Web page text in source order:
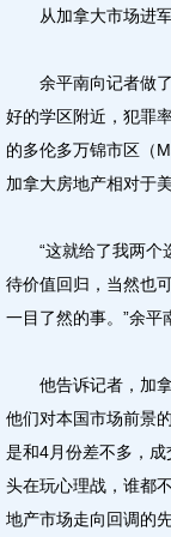
从加拿大市场进军
余平南向记者做了
好的学区附近，犯罪
的多伦多万锦市区（
加拿大房地产相对于
“这就给了我两个选
待价值回归，当然也
一目了然的事。”余平
他告诉记者，加拿
他们对本国市场前景
是和4月份差不多，
头在玩心理战，谁都
地产市场走向回调的